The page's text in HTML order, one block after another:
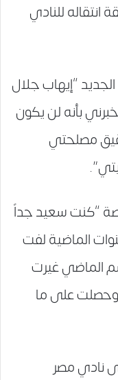
للنادي
“إيهاب جلال
بأنه لن يكون
مصلحتي
“كنت سعيد جداً
الماضية لفت
الماضي غيرت
على ما
نادي مصر